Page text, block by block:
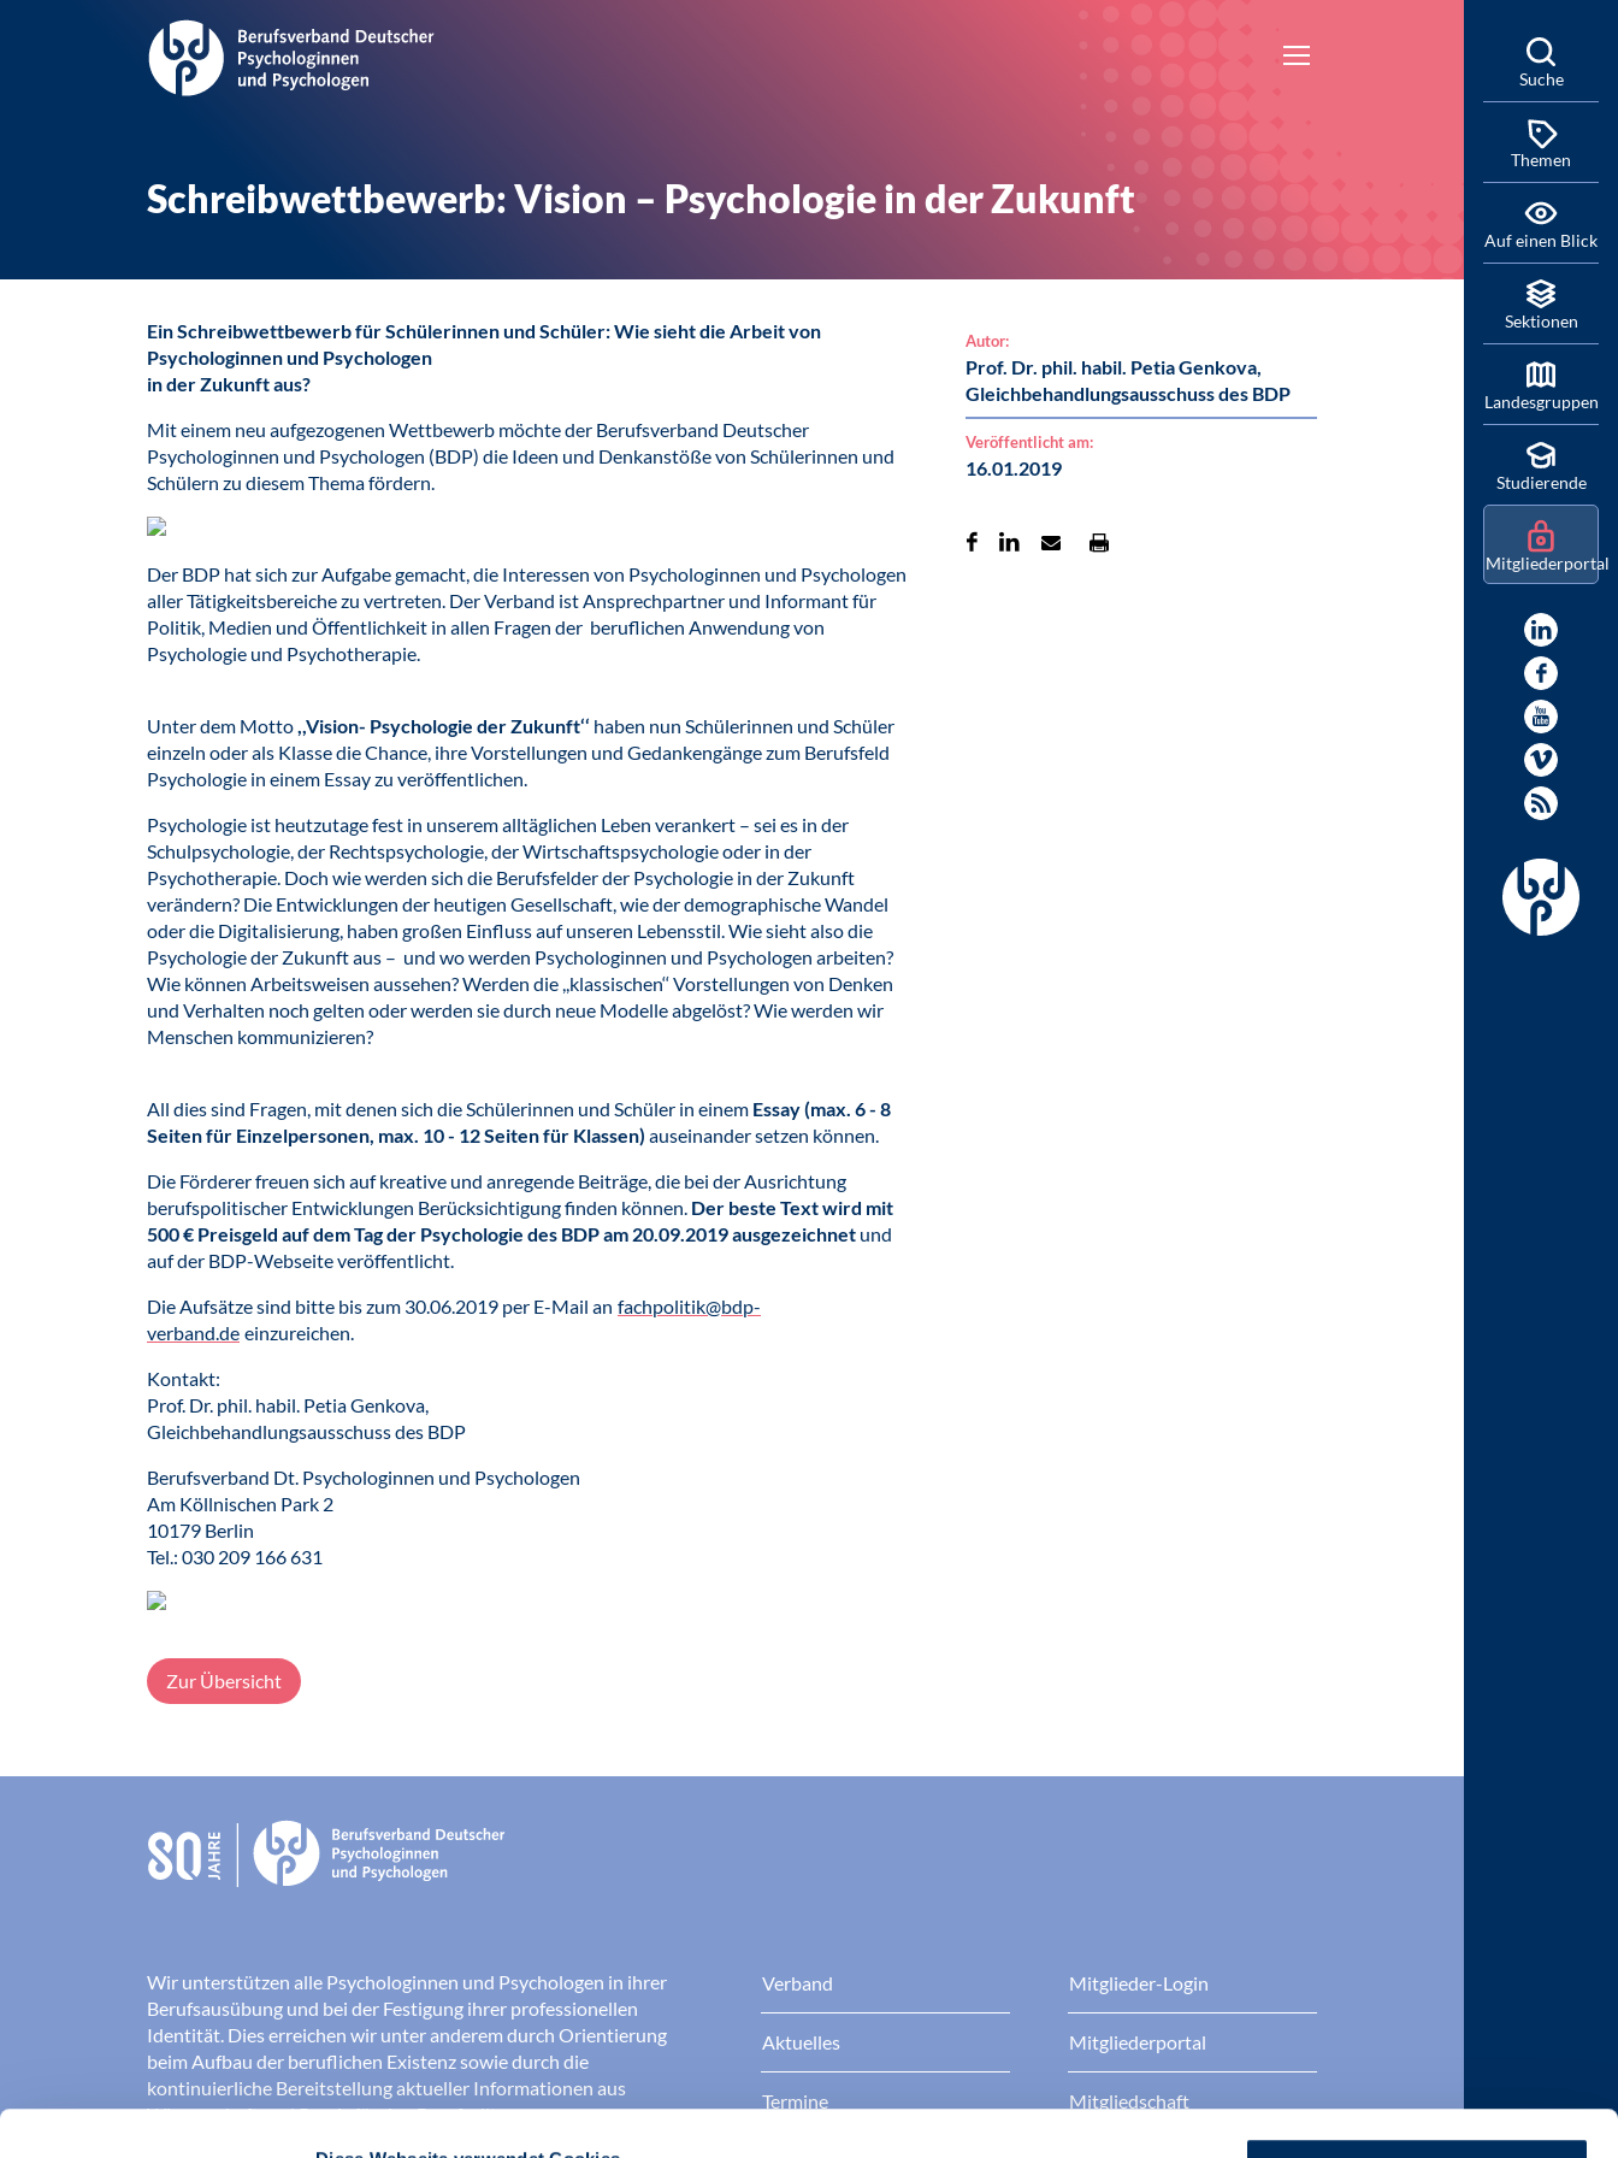
Schreibwettbewerb: Vision – Psychologie in der Zukunft
Ein Schreibwettbewerb für Schülerinnen und Schüler: Wie sieht die Arbeit von
Psychologinnen und Psychologen
in der Zukunft aus?
Mit einem neu aufgezogenen Wettbewerb möchte der Berufsverband Deutscher
Psychologinnen und Psychologen (BDP) die Ideen und Denkanstöße von Schülerinnen und
Schülern zu diesem Thema fördern.
Der BDP hat sich zur Aufgabe gemacht, die Interessen von Psychologinnen und Psychologen
aller Tätigkeitsbereiche zu vertreten. Der Verband ist Ansprechpartner und Informant für
Politik, Medien und Öffentlichkeit in allen Fragen der beruflichen Anwendung von
Psychologie und Psychotherapie.
Unter dem Motto,,Vision- Psychologie der Zukunft‘‘ haben nun Schülerinnen und Schüler
einzeln oder als Klasse die Chance, ihre Vorstellungen und Gedankengänge zum Berufsfeld
Psychologie in einem Essay zu veröffentlichen.
Psychologie ist heutzutage fest in unserem alltäglichen Leben verankert – sei es in der
Schulpsychologie, der Rechtspsychologie, der Wirtschaftspsychologie oder in der
Psychotherapie. Doch wie werden sich die Berufsfelder der Psychologie in der Zukunft
verändern? Die Entwicklungen der heutigen Gesellschaft, wie der demographische Wandel
oder die Digitalisierung, haben großen Einfluss auf unseren Lebensstil. Wie sieht also die
Psychologie der Zukunft aus – und wo werden Psychologinnen und Psychologen arbeiten?
Wie können Arbeitsweisen aussehen? Werden die ,,klassischen‘‘ Vorstellungen von Denken
und Verhalten noch gelten oder werden sie durch neue Modelle abgelöst? Wie werden wir
Menschen kommunizieren?
All dies sind Fragen, mit denen sich die Schülerinnen und Schüler in einem Essay(max. 6 - 8
Seiten für Einzelpersonen, max. 10 - 12 Seiten für Klassen) auseinander setzen können.
Die Förderer freuen sich auf kreative und anregende Beiträge, die bei der Ausrichtung
berufspolitischer Entwicklungen Berücksichtigung finden können. Der beste Text wird mit
500 € Preisgeld auf dem Tag der Psychologie des BDP am 20.09.2019 ausgezeichnet und
auf der BDP-Webseite veröffentlicht.
Die Aufsätze sind bitte bis zum 30.06.2019 per E-Mail an fachpolitik@bdp-
verband.de einzureichen.
Kontakt:
Prof. Dr. phil. habil. Petia Genkova,
Gleichbehandlungsausschuss des BDP
Berufsverband Dt. Psychologinnen und Psychologen
Am Köllnischen Park 2
10179 Berlin
Tel.: 030 209 166 631
Autor:
Prof. Dr. phil. habil. Petia Genkova,
Gleichbehandlungsausschuss des BDP
Veröffentlicht am:
16.01.2019
Zur Übersicht
Wir unterstützen alle Psychologinnen und Psychologen in ihrer
Berufsausübung und bei der Festigung ihrer professionellen
Identität. Dies erreichen wir unter anderem durch Orientierung
beim Aufbau der beruflichen Existenz sowie durch die
kontinuierliche Bereitstellung aktueller Informationen aus
Wissenschaft und Praxis für den Berufsalltag.
Verband
Aktuelles
Termine
Mitglieder-Login
Mitgliederportal
Mitgliedschaft
Suche
Themen
Auf einen Blick
Sektionen
Landesgruppen
Studierende
Mitgliederportal